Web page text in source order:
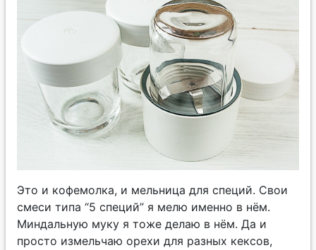
Это и кофемолка, и мельница для специй. Свои
смеси типа “5 специй” я мелю именно в нём.
Миндальную муку я тоже делаю в нём. Да и
просто измельчаю орехи для разных кексов,